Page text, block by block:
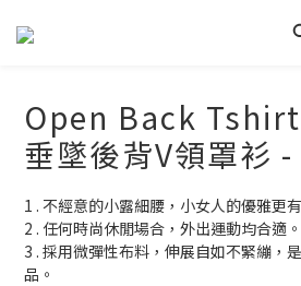
Open Back
垂墜後背V領罩衫 -
1 . 不經意的小露細腰，小女人的優雅更
2 . 任何時尚休閒場合，外出運動均合適。
3 . 採用微彈性布料，伸展自如不緊繃，
品。